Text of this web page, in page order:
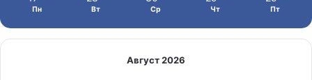
Пн Вт Ср Чт Пт
Август 2026